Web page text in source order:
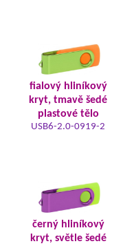
fialový hliníkový
kryt, tmavě šedé
plastové tělo
USB6-2.0-0919-2
černý hliníkový
kryt, světle šedé